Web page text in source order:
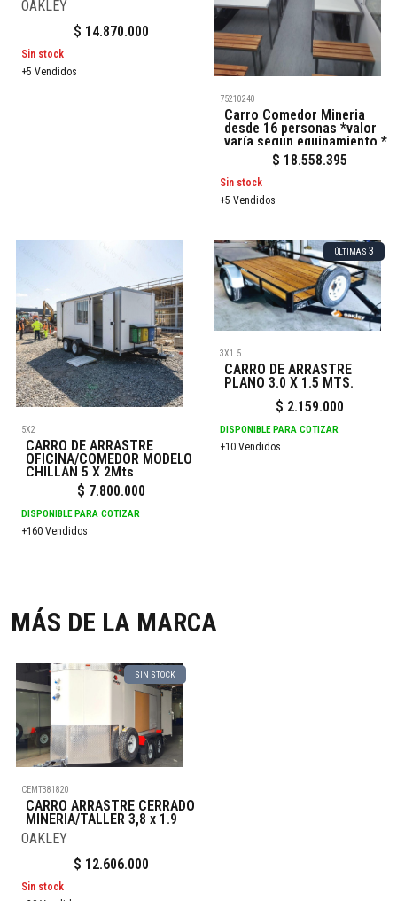
OAKLEY
$ 14.870.000
Sin stock
+5 Vendidos
75210240
Carro Comedor Mineria
desde 16 personas *valor
varía segun equipamiento.*
$ 18.558.395
Sin stock
+5 Vendidos
5X2
CARRO DE ARRASTRE
OFICINA/COMEDOR MODELO
CHILLAN 5 X 2Mts
$ 7.800.000
DISPONIBLE PARA COTIZAR
+160 Vendidos
ÚLTIMAS 3
3X1.5
CARRO DE ARRASTRE
PLANO 3.0 X 1.5 MTS.
$ 2.159.000
DISPONIBLE PARA COTIZAR
+10 Vendidos
MÁS DE LA MARCA
SIN STOCK
CEMT381820
CARRO ARRASTRE CERRADO
MINERIA/TALLER 3,8 x 1.9
OAKLEY
$ 12.606.000
Sin stock